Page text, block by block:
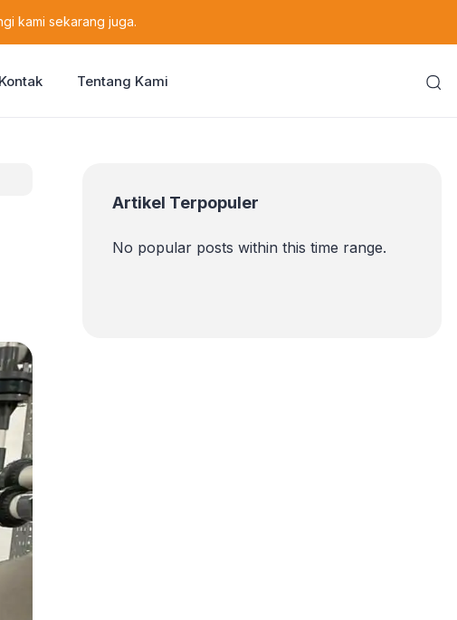
kami sekarang juga.
Kontak Tentang Kami
Artikel Terpopuler
No popular posts within this time range.